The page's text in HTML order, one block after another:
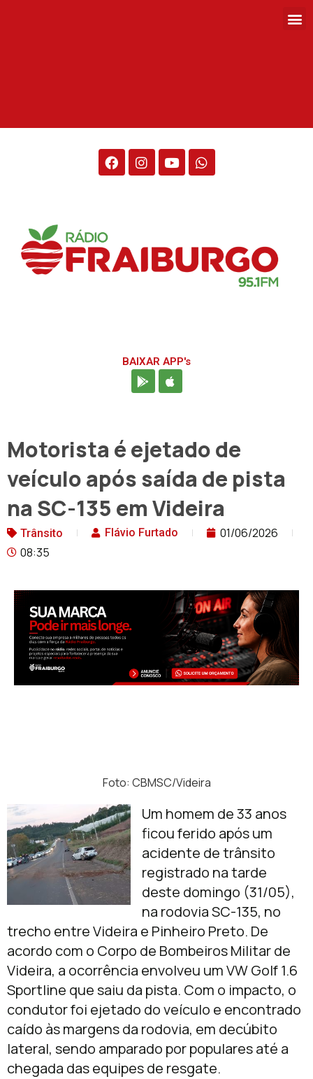
BAIXAR APP's
Motorista é ejetado de
veículo após saída de pista
na SC-135 em Videira
Trânsito Flávio Furtado
01/06/2026
08:35
Foto: CBMSC/Videira
Um homem de 33 anos
ficou ferido após um
acidente de trânsito
registrado na tarde
deste domingo (31/05),
na rodovia SC-135, no
trecho entre Videira e Pinheiro Preto. De
acordo com o Corpo de Bombeiros Militar de
Videira, a ocorrência envolveu um VW Golf 1.6
Sportline que saiu da pista. Com o impacto, o
condutor foi ejetado do veículo e encontrado
caído às margens da rodovia, em decúbito
lateral, sendo amparado por populares até a
chegada das equipes de resgate.